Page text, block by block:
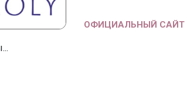
ОФИЦИАЛЬНЫЙ САЙТ